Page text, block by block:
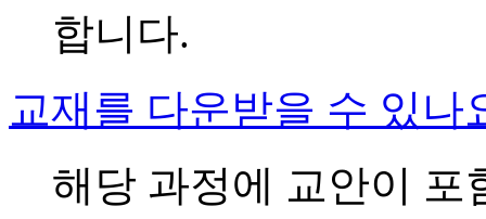
합니다.
교재를 다운받을 수 있나
해당 과정에 교안이 포